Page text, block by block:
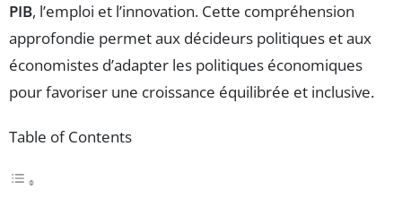
PIB, l’emploi et l’innovation. Cette compréhension
approfondie permet aux décideurs politiques et aux
économistes d’adapter les politiques économiques
pour favoriser une croissance équilibrée et inclusive.
Table of Contents